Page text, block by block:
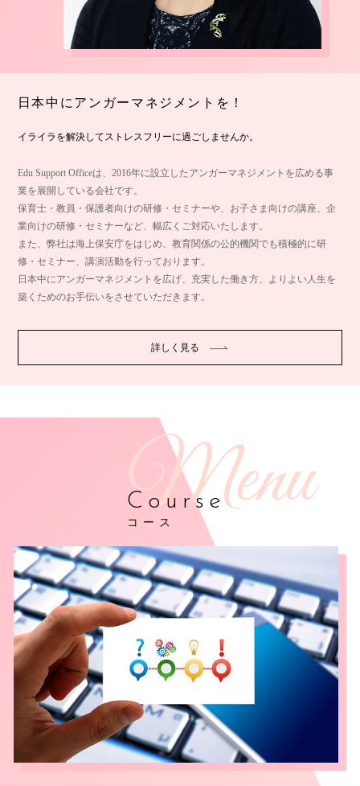
日本中にアンガーマネジメントを！
イライラを解決してストレスフリーに過ごしませんか。
Edu Support Officeは、2016年に設立したアンガーマネジメントを広める事
業を展開している会社です。
保育士・教員・保護者向けの研修・セミナーや、お子さま向けの講座、企
業向けの研修・セミナーなど、幅広くご対応いたします。
また、弊社は海上保安庁をはじめ、教育関係の公的機関でも積極的に研
修・セミナー、講演活動を行っております。
日本中にアンガーマネジメントを広げ、充実した働き方、よりよい人生を
築くためのお手伝いをさせていただきます。
詳しく見る
Course
コース